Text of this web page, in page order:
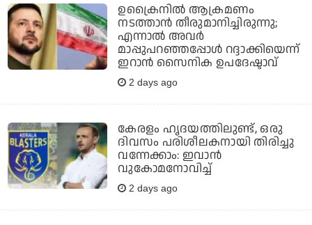
ഉക്രൈനില്‍ ആക്രമണം
നടത്താന്‍ തീരുമാനിച്ചിരുന്നു;
എന്നാല്‍ അവര്‍
മാപ്പുപറഞ്ഞപ്പോള്‍ റദ്ദാക്കിയെന്ന്
ഇറാന്‍ സൈനിക ഉപദേഷ്ടാവ്
2 days ago
കേരളം ഹൃദയത്തിലുണ്ട്, ഒരു
ദിവസം പരിശീലകനായി തിരിച്ചു
വന്നേക്കാം: ഇവാന്‍
വുകോമനോവിച്ച്
2 days ago